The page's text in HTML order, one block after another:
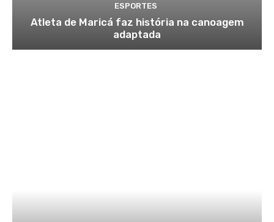
ESPORTES
Atleta de Maricá faz história na canoagem
adaptada